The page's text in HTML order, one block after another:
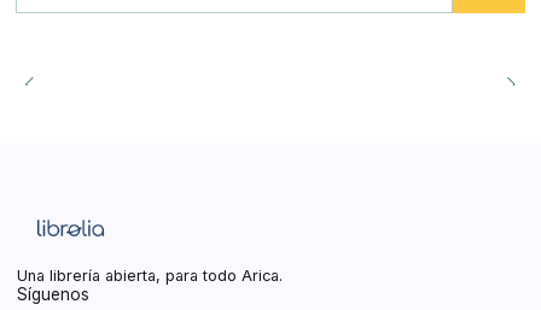
Una librería abierta, para todo Arica.
Síguenos